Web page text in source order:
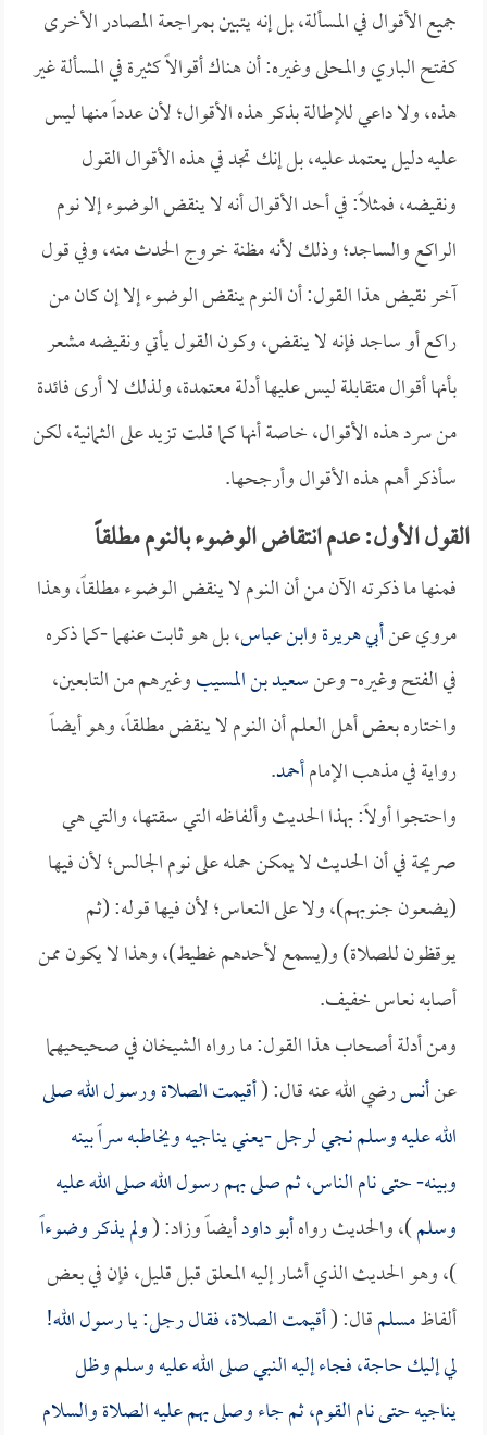
جميع الأقوال في المسألة، بل إنه يتبين بمراجعة المصادر الأخرى
كـفتح الباري والمحلى وغيره: أن هناك أقوالاً كثيرة في المسألة غير
هذه، ولا داعي للإطالة بذكر هذه الأقوال؛ لأن عدداً منها ليس
عليه دليل يعتمد عليه، بل إنك تجد في هذه الأقوال القول
ونقيضه، فمثلاً: في أحد الأقوال أنه لا ينقض الوضوء إلا نوم
الراكع والساجد؛ وذلك لأنه مظنة خروج الحدث منه، وفي قول
آخر نقيض هذا القول: أن النوم ينقض الوضوء إلا إن كان من
راكع أو ساجد فإنه لا ينقض، وكون القول يأتي ونقيضه مشعر
بأنها أقوال متقابلة ليس عليها أدلة معتمدة، ولذلك لا أرى فائدة
من سرد هذه الأقوال، خاصة أنها كما قلت تزيد على الثمانية، لكن
سأذكر أهم هذه الأقوال وأرجحها.
القول الأول: عدم انتقاض الوضوء بالنوم مطلقاً
فمنها ما ذكرته الآن من أن النوم لا ينقض الوضوء مطلقاً، وهذا
مروي عنأبي هريرةوابن عباس، بل هو ثابت عنهما -كما ذكره
في الفتح وغيره- وعنسعيد بن المسيبوغيرهم من التابعين،
واختاره بعض أهل العلم أن النوم لا ينقض مطلقاً، وهو أيضاً
رواية في مذهب الإمامأحمد.
واحتجوا أولاً: بهذا الحديث وألفاظه التي سقتها، والتي هي
صريحة في أن الحديث لا يمكن حمله على نوم الجالس؛ لأن فيها
(يضعون جنوبهم)، ولا على النعاس؛ لأن فيها قوله: (ثم
يوقظون للصلاة) و(يسمع لأحدهم غطيط)، وهذا لا يكون ممن
أصابه نعاس خفيف.
ومن أدلة أصحاب هذا القول: ما رواه الشيخان في صحيحيهما
عنأنسرضي الله عنه قال: (أقيمت الصلاة ورسول الله صلى
الله عليه وسلم نجي لرجل -يعني يناجيه ويخاطبه سراً بينه
وبينه- حتى نام الناس، ثم صلى بهم رسول الله صلى الله عليه
وسلم)، والحديث رواهأبو داودأيضاً وزاد: (ولم يذكر وضوءاً
)، وهو الحديث الذي أشار إليه المعلق قبل قليل، فإن في بعض
ألفاظمسلمقال: (أقيمت الصلاة، فقال رجل: يا رسول الله!
لي إليك حاجة، فجاء إليه النبي صلى الله عليه وسلم وظل
يناجيه حتى نام القوم، ثم جاء وصلى بهم عليه الصلاة والسلام